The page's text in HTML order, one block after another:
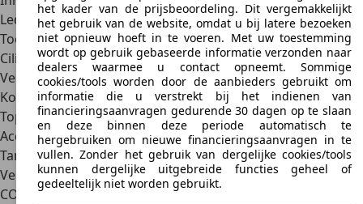
Ledig gewicht
1.570 kg
Toelaatbaar totaalgewicht
2.100 kg
Cilinderinhoud
2.487 cm3
Vermogen
160 kW (218 pk)
Koppel
221 Nm
Topsnelheid
180 km/u
Acceleratie van 0 tot 100 km/u 8,3 sec
Tankinhoud
50 l
Verbruik
5,3 l/100 km
CO₂-uitstoot
het kader van de prijsbeoordeling. Dit vergemakkelijkt
het gebruik van de website, omdat u bij latere bezoeken
niet opnieuw hoeft in te voeren. Met uw toestemming
wordt op gebruik gebaseerde informatie verzonden naar
dealers waarmee u contact opneemt. Sommige
cookies/tools worden door de aanbieders gebruikt om
informatie die u verstrekt bij het indienen van
financieringsaanvragen gedurende 30 dagen op te slaan
en deze binnen deze periode automatisch te
hergebruiken om nieuwe financieringsaanvragen in te
vullen. Zonder het gebruik van dergelijke cookies/tools
kunnen dergelijke uitgebreide functies geheel of
gedeeltelijk niet worden gebruikt.